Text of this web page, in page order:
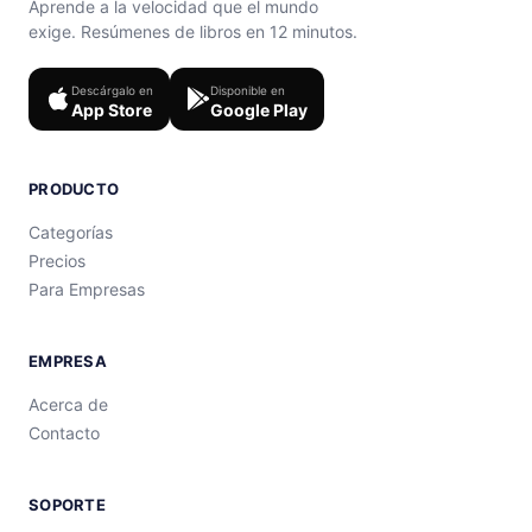
Aprende a la velocidad que el mundo
exige. Resúmenes de libros en 12 minutos.
Descárgalo en
App Store
Disponible en
Google Play
PRODUCTO
Categorías
Precios
Para Empresas
EMPRESA
Acerca de
Contacto
SOPORTE